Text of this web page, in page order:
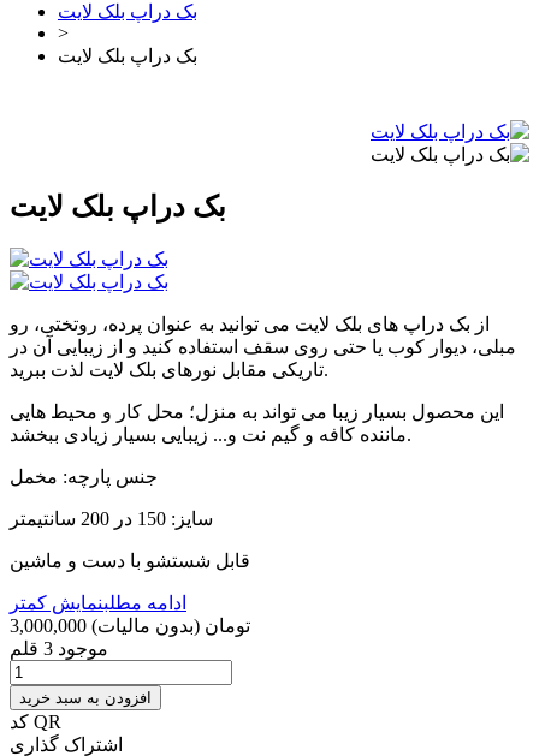
بک دراپ بلک لایت
>
بک دراپ بلک لایت
بک دراپ بلک لایت
از بک دراپ های بلک لایت می توانید به عنوان پرده، روتختی، رو
مبلی، دیوار کوب یا حتی روی سقف استفاده کنید و از زیبایی آن در
تاریکی مقابل نورهای بلک لایت لذت ببرید.
این محصول بسیار زیبا می تواند به منزل؛ محل کار و محیط هایی
ماننده کافه و گیم نت و... زیبایی بسیار زیادی ببخشد.
جنس پارچه: مخمل
سایز: 150 در 200 سانتیمتر
قابل شستشو با دست و ماشین
ادامه مطلبنمایش کمتر
3,000,000 تومان (بدون مالیات)
موجود 3 قلم
افزودن به سبد خرید
کد QR
اشتراک گذاری